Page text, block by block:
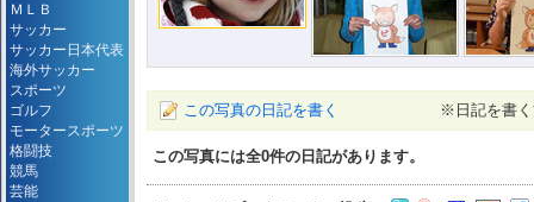
この写真の日記を書く ※日記を書
この写真には全0件の日記があります。
ＭＬＢ
サッカー
サッカー日本代表
海外サッカー
スポーツ
ゴルフ
モータースポーツ
格闘技
競馬
芸能